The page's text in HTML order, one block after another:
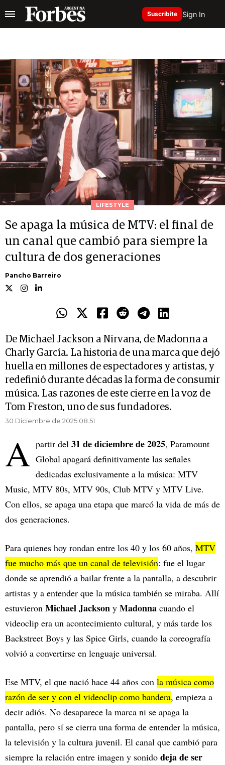
Suscribite Sign In
LIFESTYLE
Se apaga la música de MTV: el final de
un canal que cambió para siempre la
cultura de dos generaciones
Pancho Barreiro
De Michael Jackson a Nirvana, de Madonna a
Charly García. La historia de una marca que dejó
huella en millones de espectadores y artistas, y
redefinió durante décadas la forma de consumir
música. Las razones de este cierre en la voz de
Tom Freston, uno de sus fundadores.
30 Diciembre de 2025 08.51
A partir del 31 de diciembre de 2025, Paramount
Global apagará definitivamente las señales
dedicadas exclusivamente a la música: MTV
Music, MTV 80s, MTV 90s, Club MTV y MTV Live.
Con ellos, se apaga una etapa que marcó la vida de más de
dos generaciones.
Para quienes hoy rondan entre los 40 y los 60 años, MTV
fue mucho más que un canal de televisión: fue el lugar
donde se aprendió a bailar frente a la pantalla, a descubrir
artistas y a entender que la música también se miraba. Allí
estuvieron Michael Jackson y Madonna cuando el
videoclip era un acontecimiento cultural, y más tarde los
Backstreet Boys y las Spice Girls, cuando la coreografía
volvió a convertirse en lenguaje universal.
Ese MTV, el que nació hace 44 años con la música como
razón de ser y con el videoclip como bandera, empieza a
decir adiós. No desaparece la marca ni se apaga la
pantalla, pero sí se cierra una forma de entender la música,
la televisión y la cultura juvenil. El canal que cambió para
siempre la relación entre imagen y sonido deja de ser